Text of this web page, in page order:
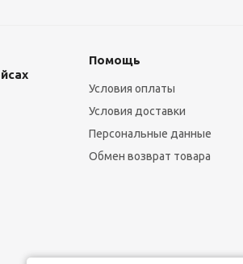
Помощь
Условия оплаты
Условия доставки
Персональные данные
Обмен возврат товара